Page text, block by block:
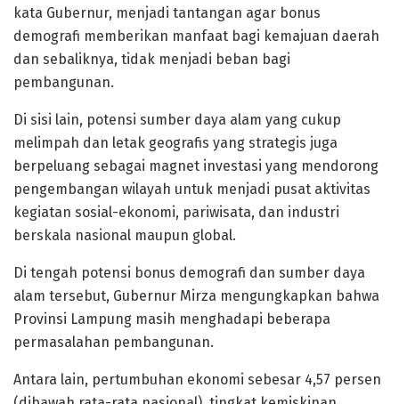
kata Gubernur, menjadi tantangan agar bonus
demografi memberikan manfaat bagi kemajuan daerah
dan sebaliknya, tidak menjadi beban bagi
pembangunan.
Di sisi lain, potensi sumber daya alam yang cukup
melimpah dan letak geografis yang strategis juga
berpeluang sebagai magnet investasi yang mendorong
pengembangan wilayah untuk menjadi pusat aktivitas
kegiatan sosial-ekonomi, pariwisata, dan industri
berskala nasional maupun global.
Di tengah potensi bonus demografi dan sumber daya
alam tersebut, Gubernur Mirza mengungkapkan bahwa
Provinsi Lampung masih menghadapi beberapa
permasalahan pembangunan.
Antara lain, pertumbuhan ekonomi sebesar 4,57 persen